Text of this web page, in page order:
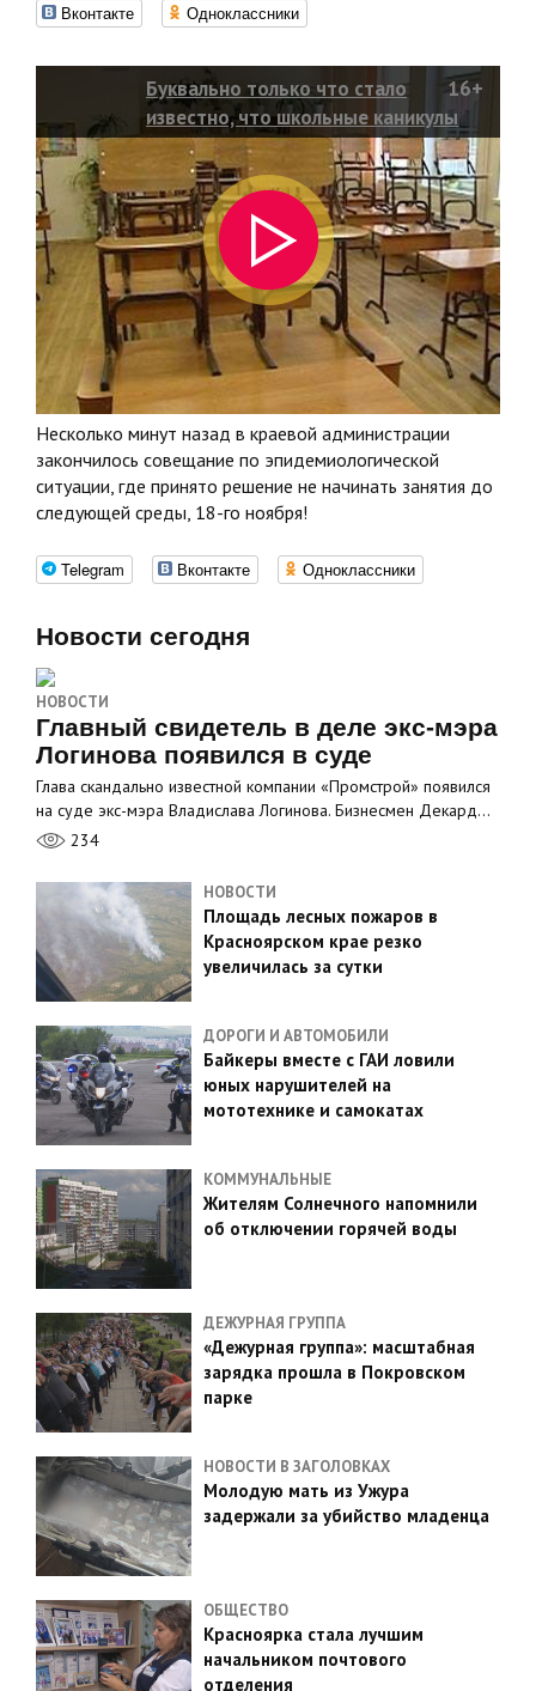
Вконтакте Одноклассники
Буквально только что стало
известно, что школьные каникулы
продлены!
16+
Несколько минут назад в краевой администрации
закончилось совещание по эпидемиологической
ситуации, где принято решение не начинать занятия до
следующей среды, 18-го ноября!
Telegram Вконтакте Одноклассники
Новости сегодня
НОВОСТИ
Главный свидетель в деле экс-мэра
Логинова появился в суде
Глава скандально известной компании «Промстрой» появился
на суде экс-мэра Владислава Логинова. Бизнесмен Декард…
234
НОВОСТИ
Площадь лесных пожаров в
Красноярском крае резко
увеличилась за сутки
ДОРОГИ И АВТОМОБИЛИ
Байкеры вместе с ГАИ ловили
юных нарушителей на
мототехнике и самокатах
КОММУНАЛЬНЫЕ
Жителям Солнечного напомнили
об отключении горячей воды
ДЕЖУРНАЯ ГРУППА
«Дежурная группа»: масштабная
зарядка прошла в Покровском
парке
НОВОСТИ В ЗАГОЛОВКАХ
Молодую мать из Ужура
задержали за убийство младенца
ОБЩЕСТВО
Красноярка стала лучшим
начальником почтового
отделения